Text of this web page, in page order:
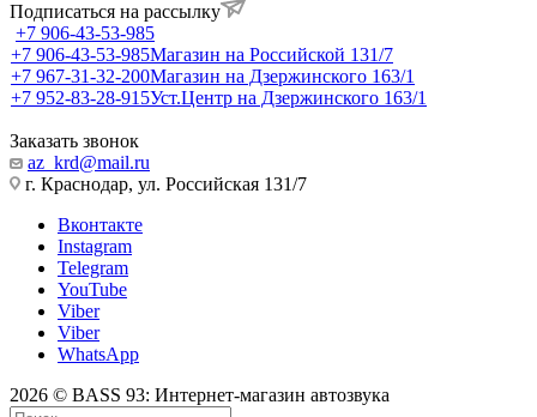
Подписаться на рассылку
+7 906-43-53-985
+7 906-43-53-985Магазин на Российской 131/7
+7 967-31-32-200Магазин на Дзержинского 163/1
+7 952-83-28-915Уст.Центр на Дзержинского 163/1
Заказать звонок
az_krd@mail.ru
г. Краснодар, ул. Российская 131/7
Вконтакте
Instagram
Telegram
YouTube
Viber
Viber
WhatsApp
2026 © BASS 93: Интернет-магазин автозвука